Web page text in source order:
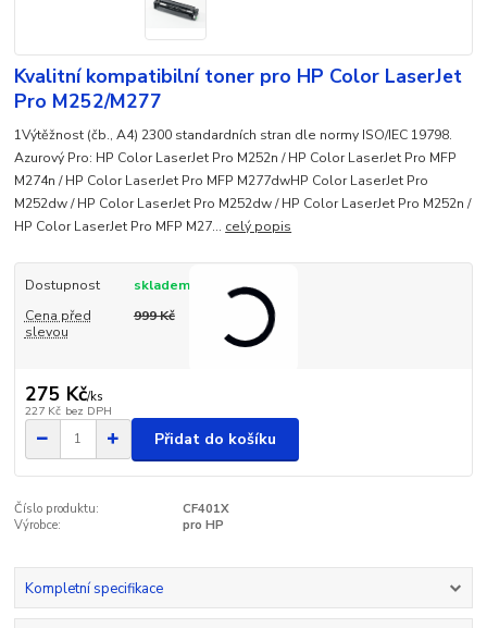
Kvalitní kompatibilní toner pro HP Color LaserJet
Pro M252/M277
1Výtěžnost (čb., A4) 2300 standardních stran dle normy ISO/IEC 19798.
Azurový Pro: HP Color LaserJet Pro M252n / HP Color LaserJet Pro MFP
M274n / HP Color LaserJet Pro MFP M277dwHP Color LaserJet Pro
M252dw / HP Color LaserJet Pro M252dw / HP Color LaserJet Pro M252n /
HP Color LaserJet Pro MFP M27... celý popis
Dostupnost
skladem
Cena před
slevou
999 Kč
275 Kč/ks
227 Kč bez DPH
Přidat do košíku
Číslo produktu:
CF401X
Výrobce:
pro HP
Kompletní specifikace